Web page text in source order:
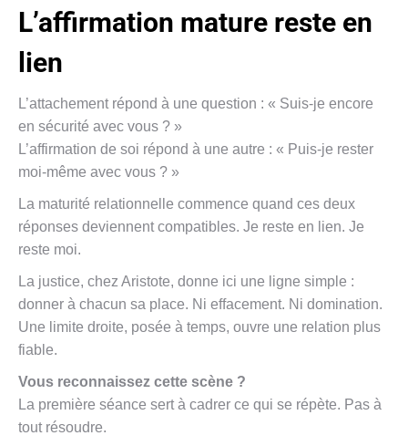
L’affirmation mature reste en
lien
L’attachement répond à une question : « Suis-je encore
en sécurité avec vous ? »
L’affirmation de soi répond à une autre : « Puis-je rester
moi-même avec vous ? »
La maturité relationnelle commence quand ces deux
réponses deviennent compatibles. Je reste en lien. Je
reste moi.
La justice, chez Aristote, donne ici une ligne simple :
donner à chacun sa place. Ni effacement. Ni domination.
Une limite droite, posée à temps, ouvre une relation plus
fiable.
Vous reconnaissez cette scène ?
La première séance sert à cadrer ce qui se répète. Pas à
tout résoudre.